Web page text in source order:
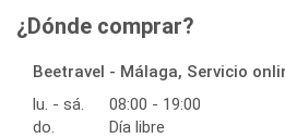
¿Dónde comprar?
Beetravel - Málaga, Servicio
lu. - sá.
08:00 - 19:00
do.
Día libre